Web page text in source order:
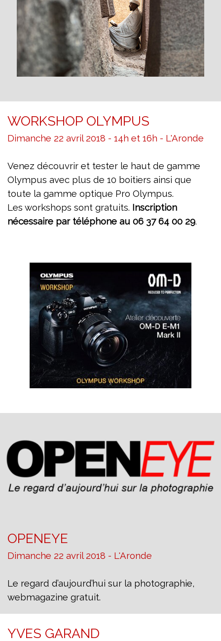
WORKSHOP OLYMPUS
Dimanche 22 avril 2018 - 14h et 16h - L'Aronde
Venez découvrir et tester le haut de gamme
Olympus avec plus de 10 boitiers ainsi que
toute la gamme optique Pro Olympus.
Les workshops sont gratuits. Inscription
nécessaire par téléphone au 06 37 64 00 29.
OPENEYE
Dimanche 22 avril 2018 - L'Aronde
Le regard d’aujourd’hui sur la photographie,
webmagazine gratuit.
YVES GARAND